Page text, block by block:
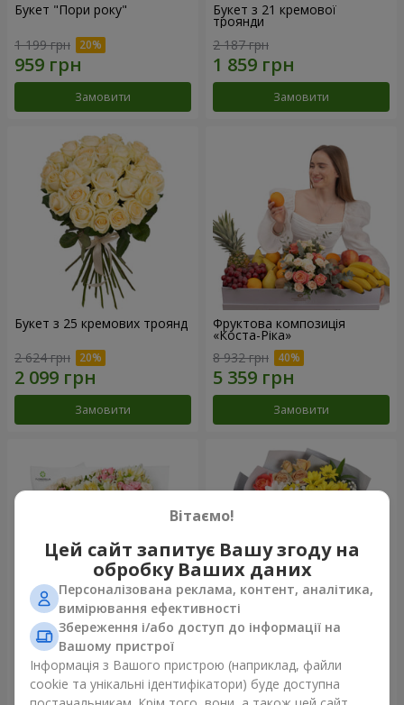
Букет "Пори року"
1 199 грн
Замовити
Букет з 21 кремової
троянди
2 187 грн
Замовити
Букет з 25 кремових троянд
2 624 грн
Замовити
Фруктова композиція
«Коста-Ріка»
8 932 грн
Замовити
Букет "Хрещатик"
3 941 грн
Букет "Ми та літо"
1 554 грн
Вітаємо!
Цей сайт запитує Вашу згоду на
обробку Ваших даних
Персоналізована реклама, контент, аналітика,
вимірювання ефективності
Збереження і/або доступ до інформації на
Вашому пристрої
Інформація з Вашого пристрою (наприклад, файли
cookie та унікальні ідентифікатори) буде доступна